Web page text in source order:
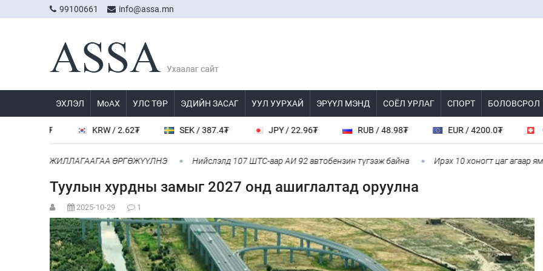
99100661 info@assa.mn
ЭХЛЭЛ МоАХ УЛС ТӨР ЭДИЙН ЗАСАГ УУЛ УУРХАЙ ЭРҮҮЛ МЭНД СОЁЛ УРЛАГ СПОРТ БОЛОВСРОЛ
KRW / 2.62₮ SEK / 387.4₮ JPY / 22.96₮ RUB / 48.98₮ EUR / 4200.0₮ CHF /
АЖИЛЛАГААГАА ӨРГӨЖҮҮЛНЭ Нийслэлд 107 ШТС-аар АИ 92 автобензин түгээж байна Ирэх 10 хоногт цаг агаар ямар
Туулын хурдны замыг 2027 онд ашиглалтад оруулна
2025-10-29 1